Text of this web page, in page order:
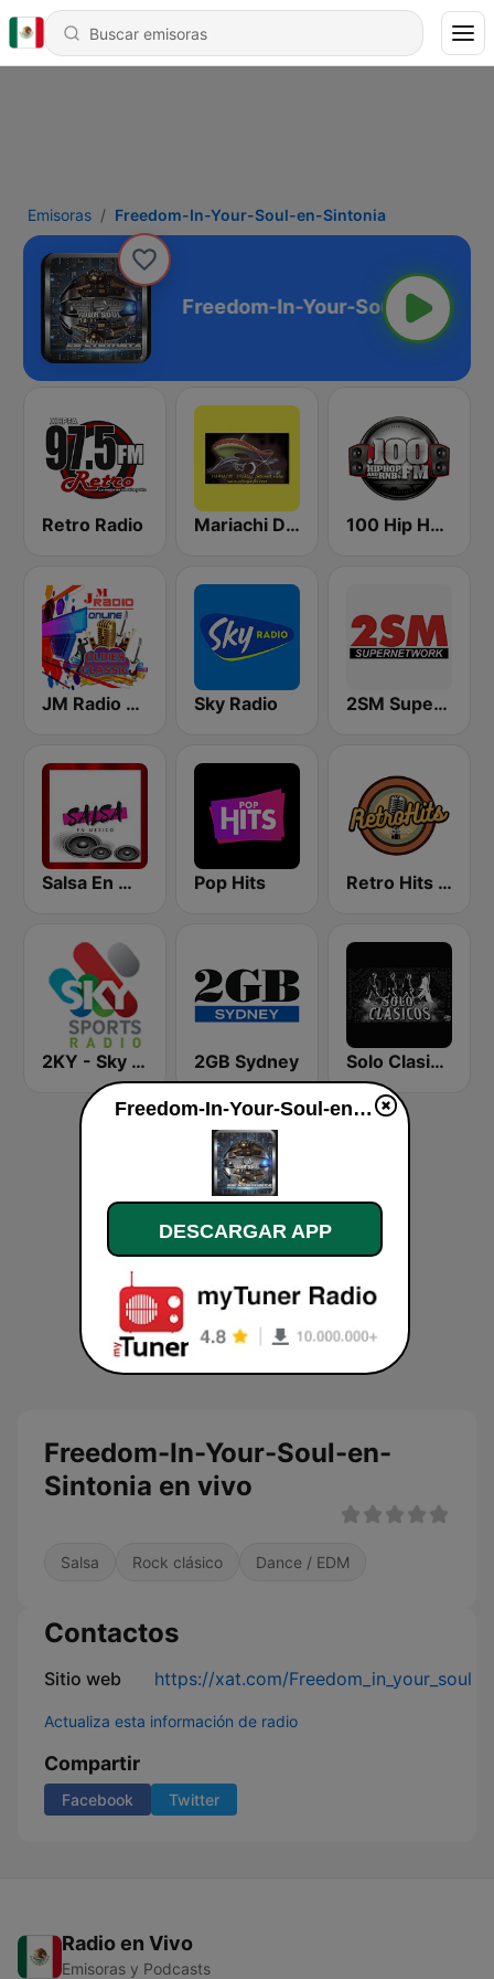
Emisoras Freedom-In-Your-Soul-en-Sintonia
Sintonia
Retro Radio Mariachi Digital 100 Hip Hop and RNB FM
JM Radio Oldies Classic Sky Radio 2SM Super Radio
Salsa En Mexico Pop Hits Retro Hits Radio
2KY - Sky Sports Radio 2GB Sydney Solo Clasicos
Freedom-In-Your-Soul-en-
Sintonia en vivo
Salsa Rock clásico Dance / EDM
Contactos
Sitio web https://xat.com/Freedom_in_your_soul
Actualiza esta información de radio
Compartir
Facebook Twitter
Radio en Vivo
Emisoras y Podcasts
Freedom-In-Your-Soul-en-Sintonia en vivo
DESCARGAR APP